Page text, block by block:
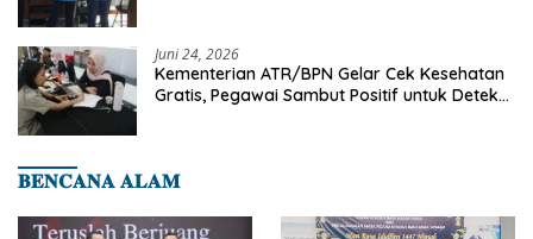
Juni 24, 2026
Kementerian ATR/BPN Gelar Cek Kesehatan
Gratis, Pegawai Sambut Positif untuk Deteksi
𝐁𝐄𝐍𝐂𝐀𝐍𝐀 𝐀𝐋𝐀𝐌